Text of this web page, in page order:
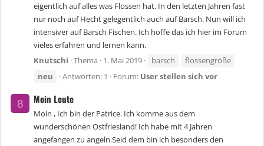
eigentlich auf alles was Flossen hat. In den letzten Jahren fast
nur noch auf Hecht gelegentlich auch auf Barsch. Nun will ich
intensiver auf Barsch Fischen. Ich hoffe das ich hier im Forum
vieles erfahren und lernen kann.
Knutschi Thema 1. Mai 2019 barsch
flossengröße
neu
Antworten: 1 Forum: User stellen sich vor
8 Moin Leute
Moin , Ich bin der Patrice. Ich komme aus dem
wunderschönen Ostfriesland! Ich habe mit 4 Jahren
angefangen zu angeln.Seid dem bin ich besonders den